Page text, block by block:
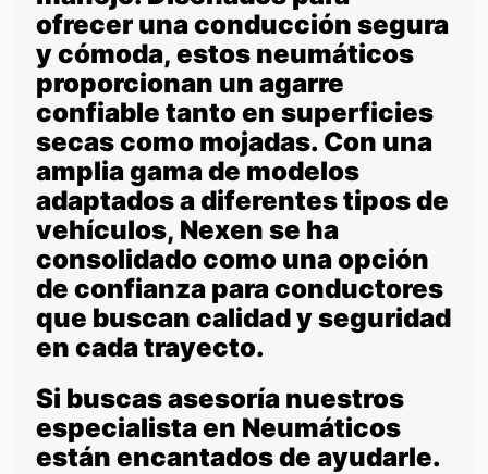
ofrecer una conducción segura
y cómoda, estos neumáticos
proporcionan un agarre
confiable tanto en superficies
secas como mojadas. Con una
amplia gama de modelos
adaptados a diferentes tipos de
vehículos, Nexen se ha
consolidado como una opción
de confianza para conductores
que buscan calidad y seguridad
en cada trayecto.
Si buscas asesoría nuestros
especialista en Neumáticos
están encantados de ayudarle.